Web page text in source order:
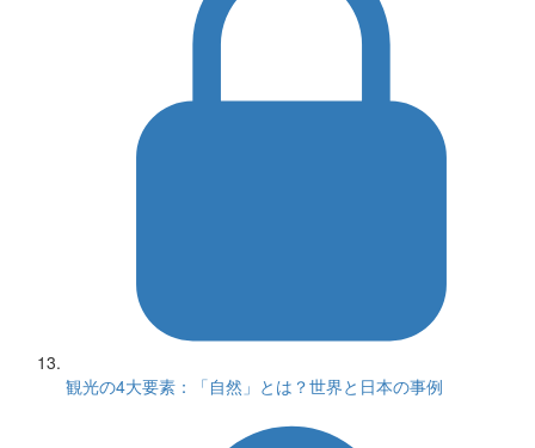
観光の4大要素：「自然」とは？世界と日本の事例